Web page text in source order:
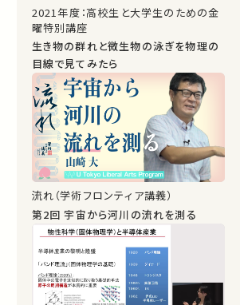
2021年度：高校生と大学生のための金
曜特別講座
生き物の群れと微生物の泳ぎを物理の
目線で見てみたら
流れ（学術フロンティア講義）
第2回 宇宙から河川の流れを測る